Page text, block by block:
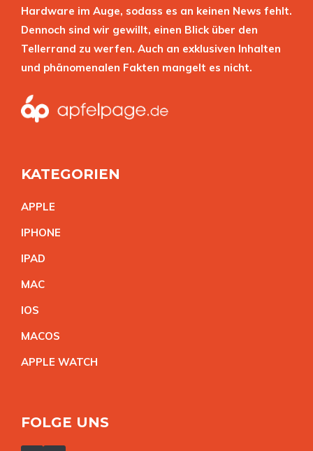
Hardware im Auge, sodass es an keinen News fehlt.
Dennoch sind wir gewillt, einen Blick über den
Tellerrand zu werfen. Auch an exklusiven Inhalten
und phänomenalen Fakten mangelt es nicht.
KATEGORIEN
APPLE
IPHONE
IPAD
MAC
IOS
MACOS
APPLE WATCH
FOLGE UNS